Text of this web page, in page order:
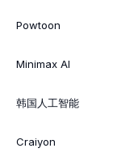
Powtoon
Minimax AI
韩国人工智能
Craiyon